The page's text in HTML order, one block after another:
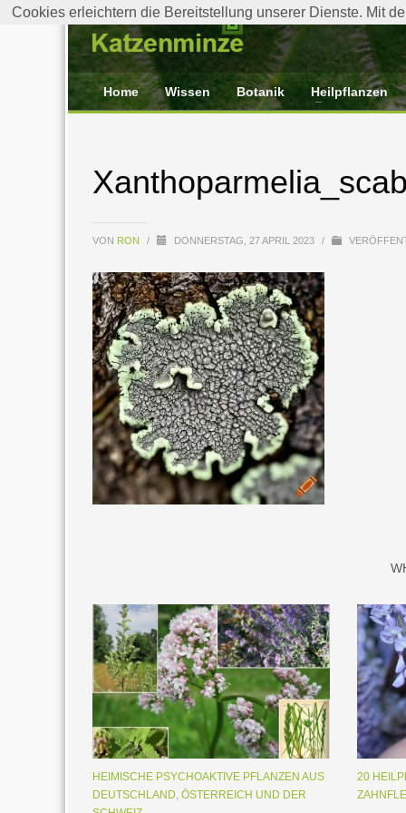
Home Wissen Botanik Heilpflanzen
VON RON / DONNERSTAG, 27 APRIL 2023 /
HEIMISCHE PSYCHOAKTIVE PFLANZEN AUS
DEUTSCHLAND, ÖSTERREICH UND DER
20
Cookies erleichtern die Bereitstellung unserer Dienste. Mit